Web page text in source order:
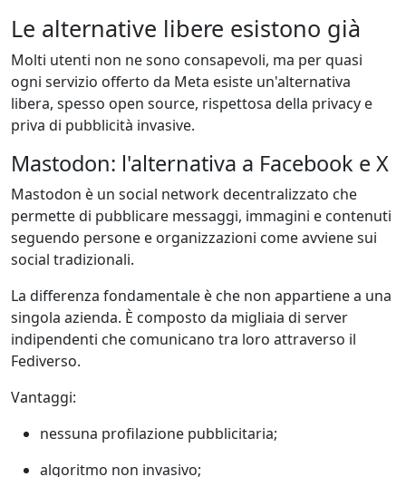
Le alternative libere esistono già
Molti utenti non ne sono consapevoli, ma per quasi
ogni servizio offerto da Meta esiste un'alternativa
libera, spesso open source, rispettosa della privacy e
priva di pubblicità invasive.
Mastodon: l'alternativa a Facebook e X
Mastodon è un social network decentralizzato che
permette di pubblicare messaggi, immagini e contenuti
seguendo persone e organizzazioni come avviene sui
social tradizionali.
La differenza fondamentale è che non appartiene a una
singola azienda. È composto da migliaia di server
indipendenti che comunicano tra loro attraverso il
Fediverso.
Vantaggi:
nessuna profilazione pubblicitaria;
algoritmo non invasivo;